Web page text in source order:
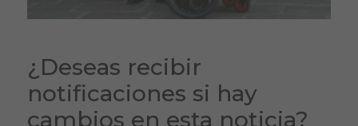
¿Deseas recibir
notificaciones si hay
cambios en esta noticia?